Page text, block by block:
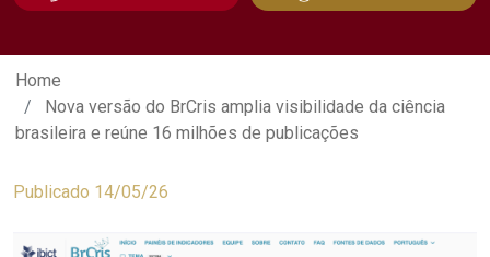
Nova versão do BrCris amplia
Home
Nova versão do BrCris amplia visibilidade da ciência
brasileira e reúne 16 milhões de publicações
Publicado 14/05/26